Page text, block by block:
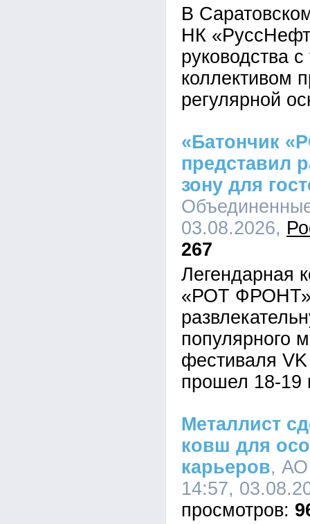
В
НК
руководства
коллективом
регулярной
«Батончик
представил
зону для
03.08.2026,
267
Легендарная
«РОТ ФРОНТ»
популярного
фестиваля
прошел 18-19
Металлист
ковш для
карьеров, АО
14:57,